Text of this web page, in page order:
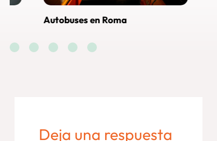
Autobuses en Roma
Deja una respuesta